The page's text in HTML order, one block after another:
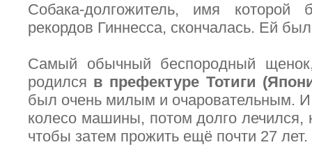
Собака-долгожитель, имя
рекордов Гиннесса, скончалась. Ей
Самый обычный беспородный
родился в префектуре Тотиги
был очень милым и очаровательным.
колесо машины, потом долго лечился,
чтобы затем прожить ещё почти 27 лет.